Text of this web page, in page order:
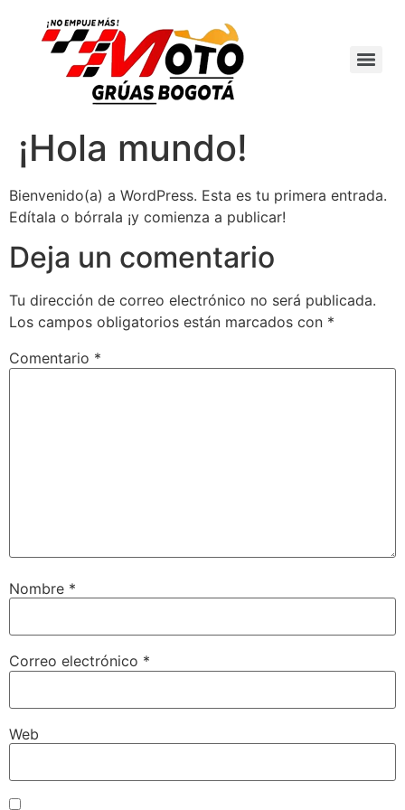
¡Hola mundo!
Bienvenido(a) a WordPress. Esta es tu primera entrada.
Edítala o bórrala ¡y comienza a publicar!
Deja un comentario
Tu dirección de correo electrónico no será publicada.
Los campos obligatorios están marcados con *
Comentario *
Nombre *
Correo electrónico *
Web